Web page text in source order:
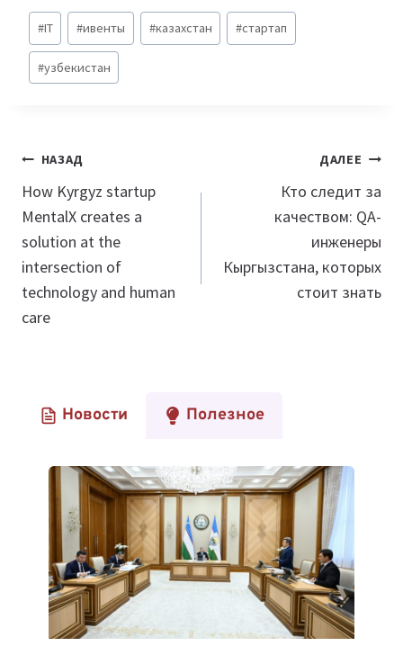
Метки
записи:
#IT #ивенты #казахстан #стартап
#узбекистан
Навигация
по
записям
НАЗАД
How Kyrgyz startup
MentalX creates a
solution at the
intersection of
technology and human
care
ДАЛЕЕ
Кто следит за
качеством: QA-
инженеры
Кыргызстана, которых
стоит знать
Новости Полезное